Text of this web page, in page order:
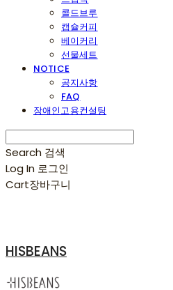
콜드브루
캡슐커피
베이커리
선물세트
NOTICE
공지사항
FAQ
장애인고용컨설팅
Search 검색
Log In 로그인
Cart장바구니
HISBEANS